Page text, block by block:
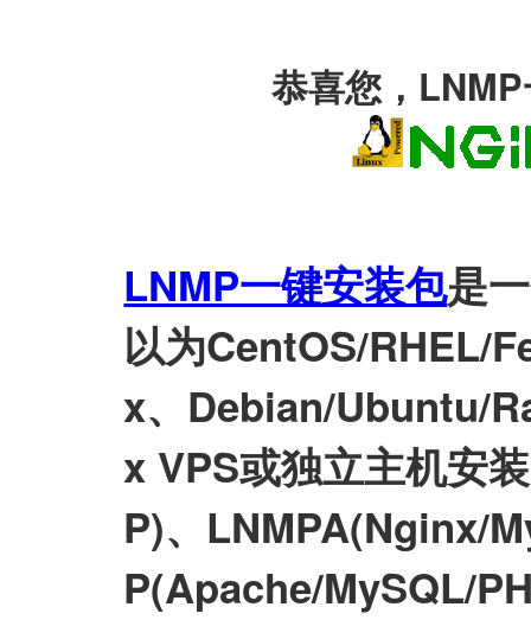
恭喜您，
LNMP一键安装包是
以为CentOS/RHEL/
x、Debian/Ubuntu/
x VPS或独立主机安
P)、LNMPA(Nginx/
P(Apache/MySQL/